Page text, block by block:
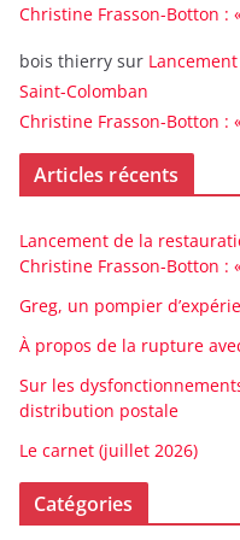
Christine Frasson-Botton :
bois thierry sur
Saint-Colomban
Christine Frasson-Botton :
Articles récents
Lancement de la
Christine Frasson-Botton :
Greg, un pompier
À propos de la rupture
Sur les
distribution postale
Le carnet (juillet 2026)
Catégories